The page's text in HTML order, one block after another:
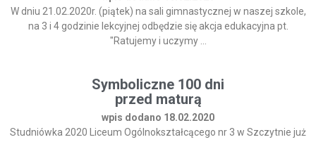
W dniu 21.02.2020r. (piątek) na sali gimnastycznej w naszej szkole,
na 3 i 4 godzinie lekcyjnej odbędzie się akcja edukacyjna pt.
"Ratujemy i uczymy ...
Symboliczne 100 dni
przed maturą
wpis dodano 18.02.2020
Studniówka 2020 Liceum Ogólnokształcącego nr 3 w Szczytnie już